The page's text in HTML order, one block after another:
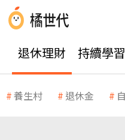
退休理財 持續學習
養生村 退休金